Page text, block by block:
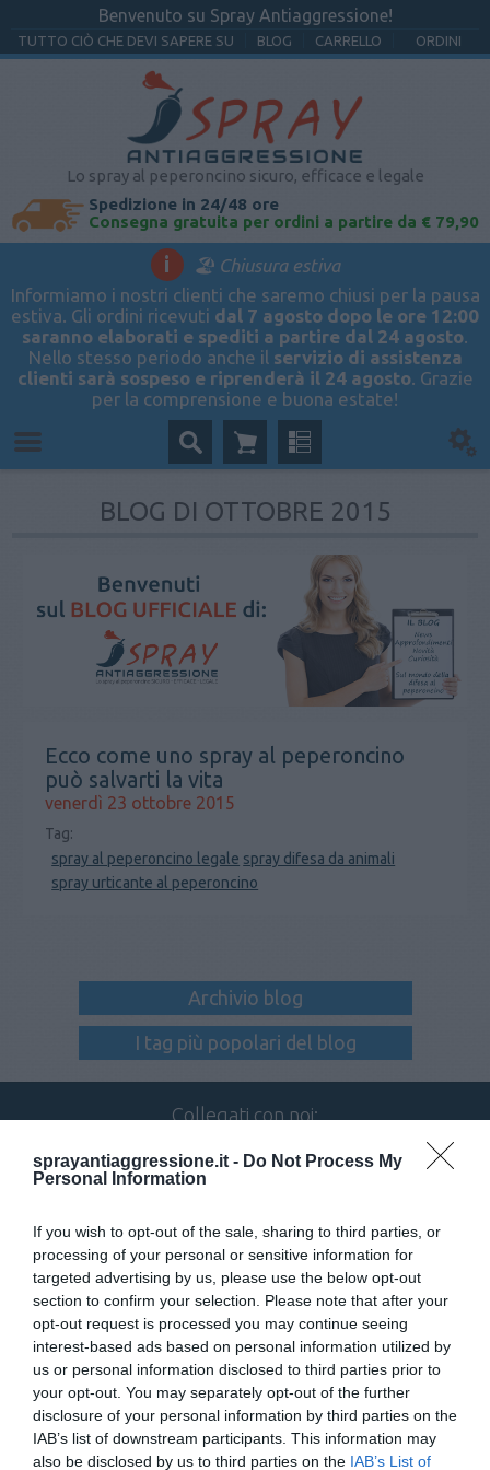
sprayantiaggressione.it - Do Not Process My
Personal Information
If you wish to opt-out of the sale, sharing to third parties, or
processing of your personal or sensitive information for
targeted advertising by us, please use the below opt-out
section to confirm your selection. Please note that after your
opt-out request is processed you may continue seeing
interest-based ads based on personal information utilized by
us or personal information disclosed to third parties prior to
your opt-out. You may separately opt-out of the further
disclosure of your personal information by third parties on the
IAB’s list of downstream participants. This information may
also be disclosed by us to third parties on the IAB’s List of
Benvenuto su Spray Antiaggressione!
TUTTO CIÒ CHE DEVI SAPERE SU BLOG CARRELLO ORDINI
Lo spray al peperoncino sicuro, efficace e legale
Spedizione in 24/48 ore
Consegna gratuita per ordini a partire da € 79,90
i
🏖️ Chiusura estiva
Informiamo i nostri clienti che saremo chiusi per la pausa
estiva. Gli ordini ricevuti dal 7 agosto dopo le ore 12:00
saranno elaborati e spediti a partire dal 24 agosto.
Nello stesso periodo anche il servizio di assistenza
clienti sarà sospeso e riprenderà il 24 agosto. Grazie
per la comprensione e buona estate!
BLOG DI OTTOBRE 2015
Ecco come uno spray al peperoncino
può salvarti la vita
venerdì 23 ottobre 2015
Tag:
spray al peperoncino legale spray difesa da animali
spray urticante al peperoncino
Archivio blog
I tag più popolari del blog
Collegati con noi:
Iscriviti alla newsletter
TELEFONO
080 885 33 00
IL NOSTRO CENTRALINO È ATTIVO